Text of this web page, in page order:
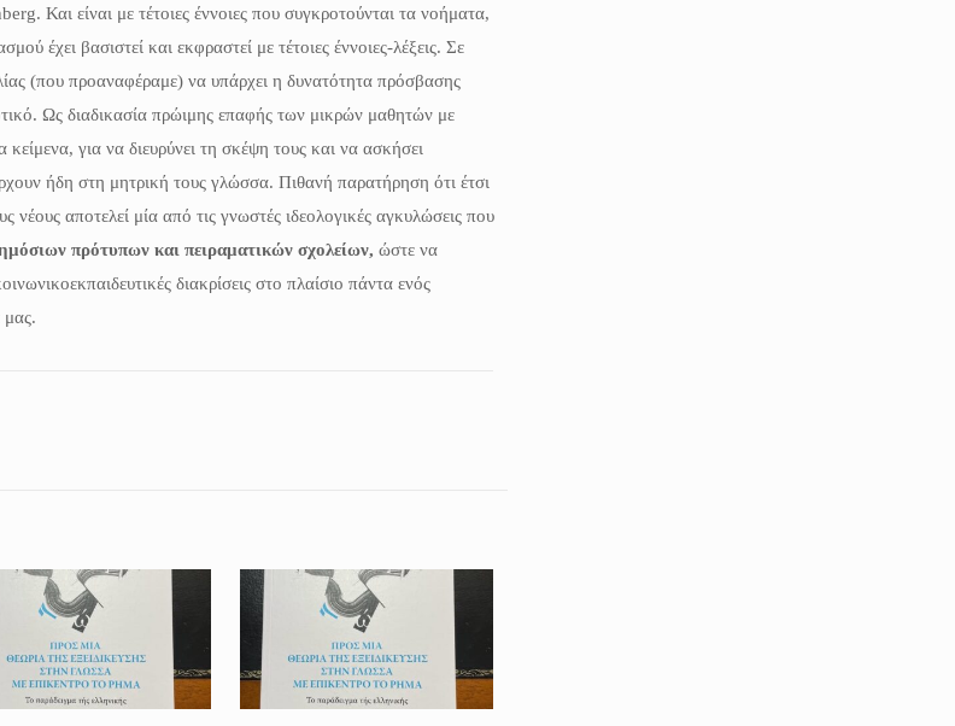
Και είναι με τέτοιες έννοιες που συγκροτούνται τα νοήματα,
έχει βασιστεί και εκφραστεί με τέτοιες έννοιες-λέξεις. Σε
(που προαναφέραμε) να υπάρχει η δυνατότητα πρόσβασης
Ως διαδικασία πρώιμης επαφής των μικρών μαθητών με
για να διευρύνει τη σκέψη τους και να ασκήσει
ήδη στη μητρική τους γλώσσα. Πιθανή παρατήρηση ότι έτσι
νέους αποτελεί μία από τις γνωστές ιδεολογικές αγκυλώσεις που
πρότυπων και πειραματικών σχολείων, ώστε να
διακρίσεις στο πλαίσιο πάντα ενός
μας.